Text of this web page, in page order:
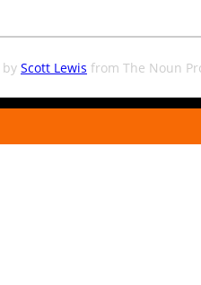
Scott Lewis from The Noun